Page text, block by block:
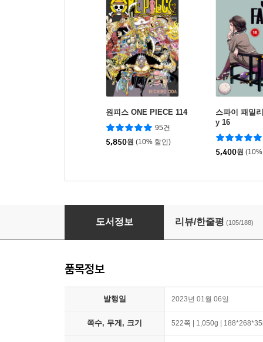
원피스 ONE PIECE 114
95건
5,850원 (10% 할인)
스파이 패밀
y 16
5,400원
슬램덩크 챔프
도서정보 리뷰/한줄평 (105/188)
품목정보
발행일 2023년 01월 06일
쪽수, 무게, 크기 522쪽 | 1,050g |